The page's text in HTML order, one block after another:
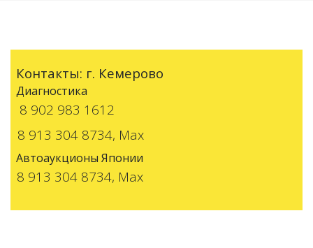
Контакты: г. Кемерово
Диагностика
8 902 983 1612
8 913 304 8734, Max
Автоаукционы Японии
8 913 304 8734, Max